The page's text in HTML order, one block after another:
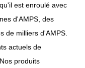
est enroulé avec
d'AMPS, des
de milliers d'AMPS.
actuels de
produits